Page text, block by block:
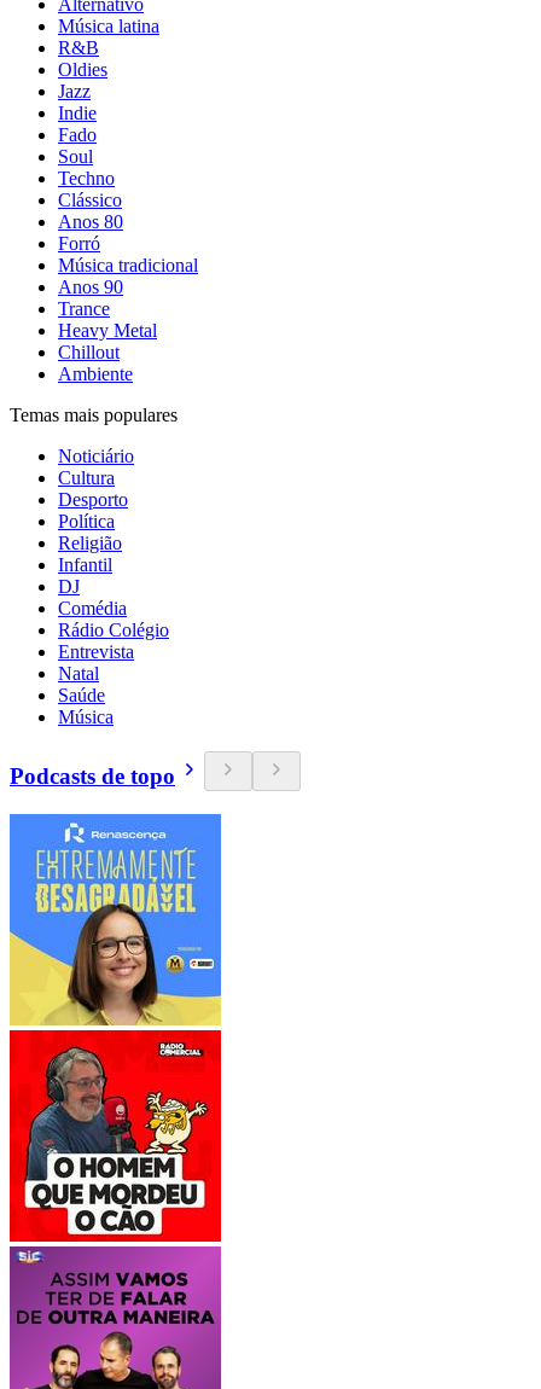
Alternativo
Música latina
R&B
Oldies
Jazz
Indie
Fado
Soul
Techno
Clássico
Anos 80
Forró
Música tradicional
Anos 90
Trance
Heavy Metal
Chillout
Ambiente
Temas mais populares
Noticiário
Cultura
Desporto
Política
Religião
Infantil
DJ
Comédia
Rádio Colégio
Entrevista
Natal
Saúde
Música
Podcasts de topo